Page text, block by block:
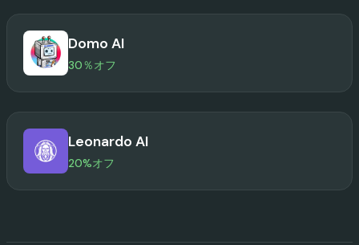
Domo AI
30％オフ
Leonardo AI
20%オフ